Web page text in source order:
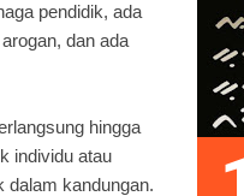
pendidik, ada
dan ada
hingga
individu atau
dalam kandungan.